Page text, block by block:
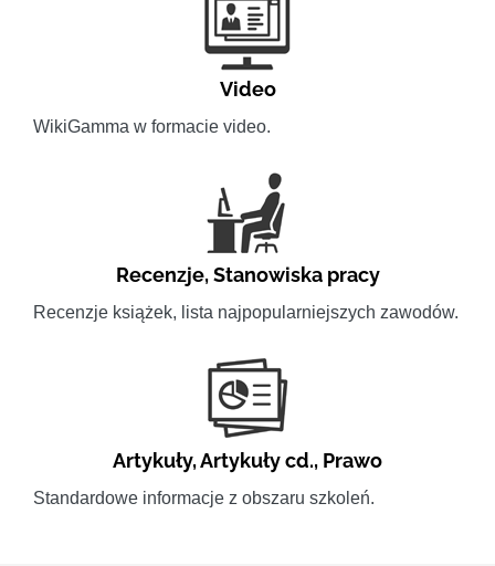
Video
WikiGamma w formacie video.
Recenzje,Stanowiska pracy
Recenzje książek, lista najpopularniejszych zawodów.
Artykuły,Artykuły cd., Prawo
Standardowe informacje z obszaru szkoleń.